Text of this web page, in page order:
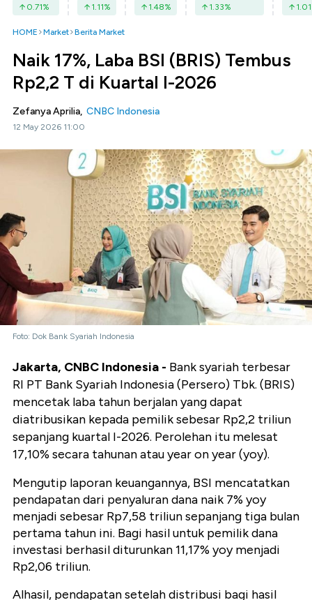
0.71% 1.11% 1.48% 1.33% 1.01
HOME Market Berita Market
Naik 17%, Laba BSI (BRIS) Tembus
Rp2,2 T di Kuartal I-2026
Zefanya Aprilia, CNBC Indonesia
12 May 2026 11:00
Foto: Dok Bank Syariah Indonesia
Jakarta, CNBC Indonesia - Bank syariah terbesar
RI PT Bank Syariah Indonesia (Persero) Tbk. (BRIS)
mencetak laba tahun berjalan yang dapat
diatribusikan kepada pemilik sebesar Rp2,2 triliun
sepanjang kuartal I-2026. Perolehan itu melesat
17,10% secara tahunan atau year on year (yoy).
Mengutip laporan keuangannya, BSI mencatatkan
pendapatan dari penyaluran dana naik 7% yoy
menjadi sebesar Rp7,58 triliun sepanjang tiga bulan
pertama tahun ini. Bagi hasil untuk pemilik dana
investasi berhasil diturunkan 11,17% yoy menjadi
Rp2,06 triliun.
Alhasil, pendapatan setelah distribusi bagi hasil